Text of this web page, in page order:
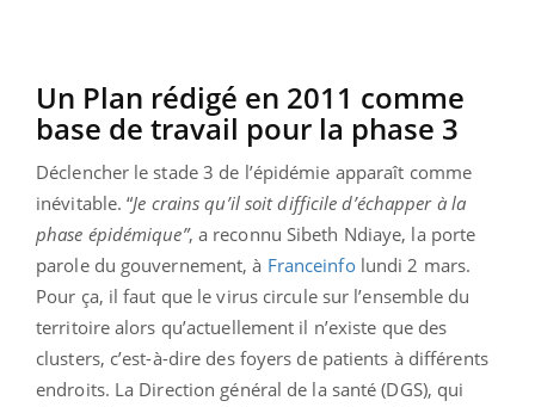
Un Plan rédigé en 2011 comme
base de travail pour la phase 3
Déclencher le stade 3 de l’épidémie apparaît comme
inévitable. “Je crains qu’il soit difficile d’échapper à la
phase épidémique”, a reconnu Sibeth Ndiaye, la porte
parole du gouvernement, à Franceinfolundi 2 mars.
Pour ça, il faut que le virus circule sur l’ensemble du
territoire alors qu’actuellement il n’existe que des
clusters, c’est-à-dire des foyers de patients à différents
endroits. La Direction général de la santé (DGS), qui